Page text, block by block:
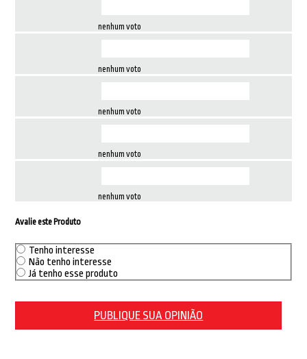
nenhum voto
nenhum voto
nenhum voto
nenhum voto
nenhum voto
Avalie este Produto
Tenho interesse
Não tenho interesse
Já tenho esse produto
PUBLIQUE SUA OPINIÃO